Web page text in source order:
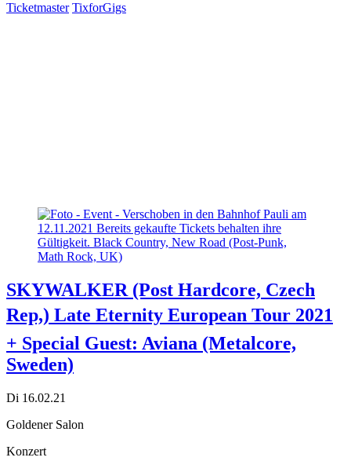
Ticketmaster TixforGigs
SKYWALKER (Post Hardcore, Czech
Rep,) Late Eternity European Tour 2021
+ Special Guest: Aviana (Metalcore,
Sweden)
Di 16.02.21
Goldener Salon
Konzert